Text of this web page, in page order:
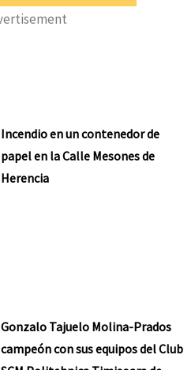
Incendio en un contenedor de
papel en la Calle Mesones de
Herencia
Gonzalo Tajuelo Molina-Prados
campeón con sus equipos del Club